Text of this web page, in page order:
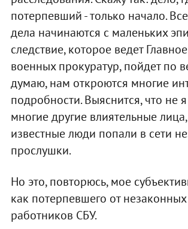
потерпевший - только начало.
дела начинаются с маленьких
следствие, которое ведет
военных прокуратур, пойдет по
думаю, нам откроются многие
подробности. Выяснится, что не
многие другие влиятельные
известные люди попали в сети
прослушки.
Но это, повторюсь, мое
как потерпевшего от
работников СБУ.